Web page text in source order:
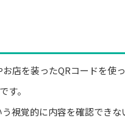
店を装ったQRコードを使
す。
視覚的に内容を確認でき